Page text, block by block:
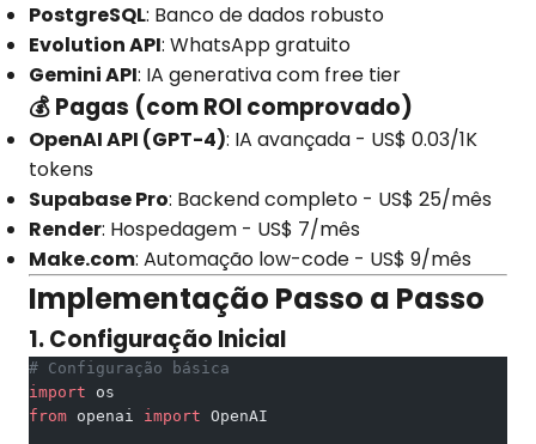
PostgreSQL: Banco de dados robusto
Evolution API: WhatsApp gratuito
Gemini API: IA generativa com free tier
💰 Pagas (com ROI comprovado)
OpenAI API (GPT-4): IA avançada - US$ 0.03/1K
tokens
Supabase Pro: Backend completo - US$ 25/mês
Render: Hospedagem - US$ 7/mês
Make.com: Automação low-code - US$ 9/mês
Implementação Passo a Passo
1. Configuração Inicial
# Configuração básica
import os
from openai import OpenAI